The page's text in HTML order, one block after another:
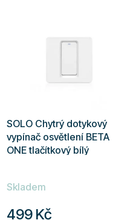
SOLO Chytrý dotykový
vypínač osvětlení BETA
ONE tlačítkový bílý
Skladem
499 Kč